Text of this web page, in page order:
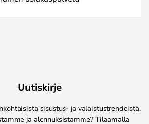
Uutiskirje
sisustus- ja valaistustrendeistä,
ja alennuksistamme? Tilaamalla